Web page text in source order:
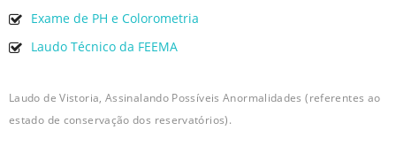
Exame de PH e Colorometria
Laudo Técnico da FEEMA
Laudo de Vistoria, Assinalando Possíveis Anormalidades (referentes ao
estado de conservação dos reservatórios).